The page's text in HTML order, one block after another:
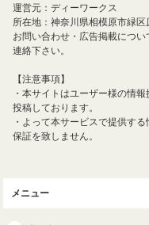
運営元：ディーワークス
所在地：神奈川県相模原市緑区
お問い合わせ・広告掲載につ
連絡下さい。
【注意事項】
・本サイトはユーザー様の情
投稿しております。
・よって本サービスで提供す
保証を致しません。
メニュー